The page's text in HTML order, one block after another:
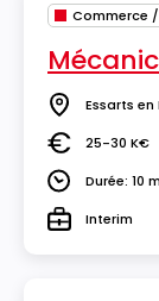
Commerce
Lieu Essarts
Salaire25-30 K€
DuréeDurée: 10
TypeInterim